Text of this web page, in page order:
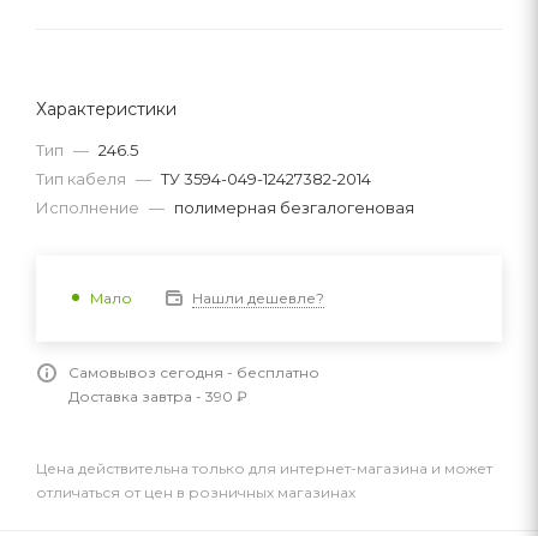
Характеристики
Тип — 246.5
Тип кабеля — ТУ 3594-049-12427382-2014
Исполнение — полимерная безгалогеновая
Мало Нашли дешевле?
Самовывоз сегодня - бесплатно
Доставка завтра - 390 ₽
Цена действительна только для интернет-магазина и может
отличаться от цен в розничных магазинах